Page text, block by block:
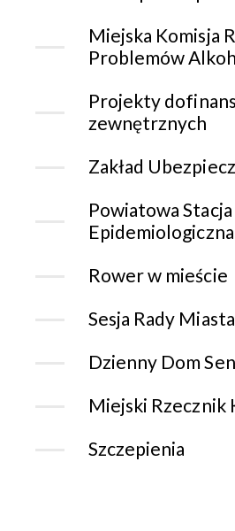
Miejska Komisja
Problemów
Projekty
zewnętrznych
Zakład
Powiatowa
Epidemiologiczna
Rower w mieście
Sesja Rady
Dzienny Dom
Miejski Rzecznik
Szczepienia